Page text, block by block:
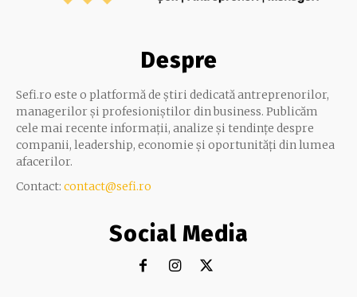
Despre
Sefi.ro este o platformă de știri dedicată antreprenorilor,
managerilor și profesioniștilor din business. Publicăm
cele mai recente informații, analize și tendințe despre
companii, leadership, economie și oportunități din lumea
afacerilor.
Contact: contact@sefi.ro
Social Media